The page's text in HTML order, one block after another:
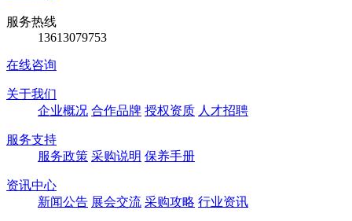
服务热线
13613079753
在线咨询
关于我们
企业概况 合作品牌 授权资质 人才招聘
服务支持
服务政策 采购说明 保养手册
资讯中心
新闻公告 展会交流 采购攻略 行业资讯